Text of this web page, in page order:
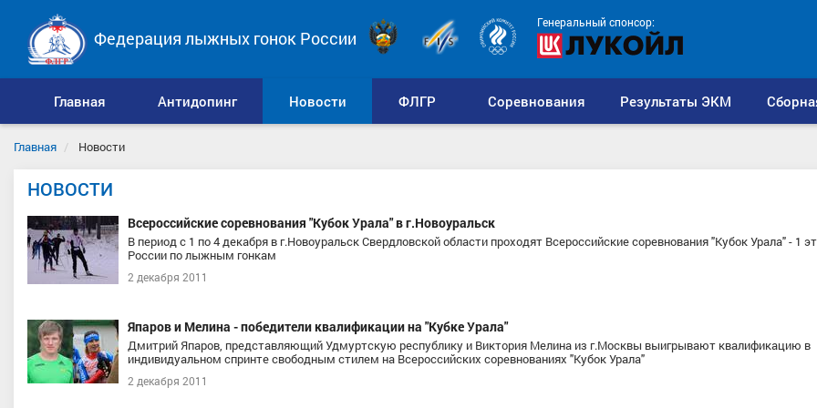
Генеральный спонсор:
Федерация лыжных гонок России
Главная Антидопинг Новости ФЛГР Соревнования Результаты ЭКМ
Главная Новости
НОВОСТИ
Всероссийские соревнования "Кубок Урала" в г.Новоуральск
В период с 1 по 4 декабря в г.Новоуральск Свердловской области проходят Всероссийские соревнования "Кубок Урала" - 1
России по лыжным гонкам
2 декабря 2011
Япаров и Мелина - победители квалификации на "Кубке Урала"
Дмитрий Япаров, представляющий Удмуртскую республику и Виктория Мелина из г.Москвы выигрывают квалификацию в
индивидуальном спринте свободным стилем на Всероссийских соревнованиях "Кубок Урала"
2 декабря 2011